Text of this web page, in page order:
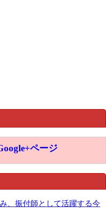
ページ
、振付師として活躍する今